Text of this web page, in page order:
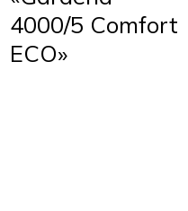
4000/5 Comfort
ECO»